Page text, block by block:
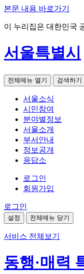
본문 내용 바로가기
이 누리집은 대한민국
서울특별시
전체메뉴 열기 검색하기
서울소식
시민참여
분야별정보
서울소개
부서안내
정보공개
응답소
로그인
회원가입
로그인
설정 전체메뉴 닫기
서비스 전체보기
동행·매력